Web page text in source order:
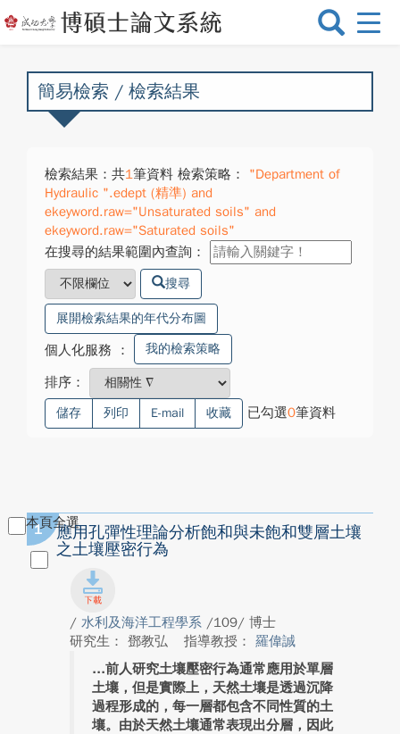
選
換
簡易檢索 / 檢索結果
檢索結果：共1筆資料 檢索策略：
"Department of
Hydraulic ".edept (精準) and
ekeyword.raw="Unsaturated soils" and
ekeyword.raw="Saturated soils"
在搜尋的結果範圍內查詢：
搜尋
展開檢索結果的年代分布圖
個人化服務 ： 我的檢索策略
排序：
儲存 列印 E-mail 收藏 已勾選0筆資料
本頁全選
1
應用孔彈性理論分析飽和與未飽和雙層土壤
之土壤壓密行為
/ 水利及海洋工程學系 /109/ 博士
研究生： 鄧教弘
指導教授： 羅偉誠
前人研究土壤壓密行為通常應用於單層
土壤，但是實際上，天然土壤是透過沉降
過程形成的，每一層都包含不同性質的土
壤。由於天然土壤通常表現出分層，因此